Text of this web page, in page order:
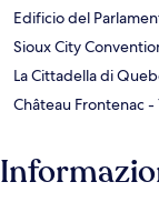
Edificio del
Sioux City
La Cittadella di
Château Frontenac-